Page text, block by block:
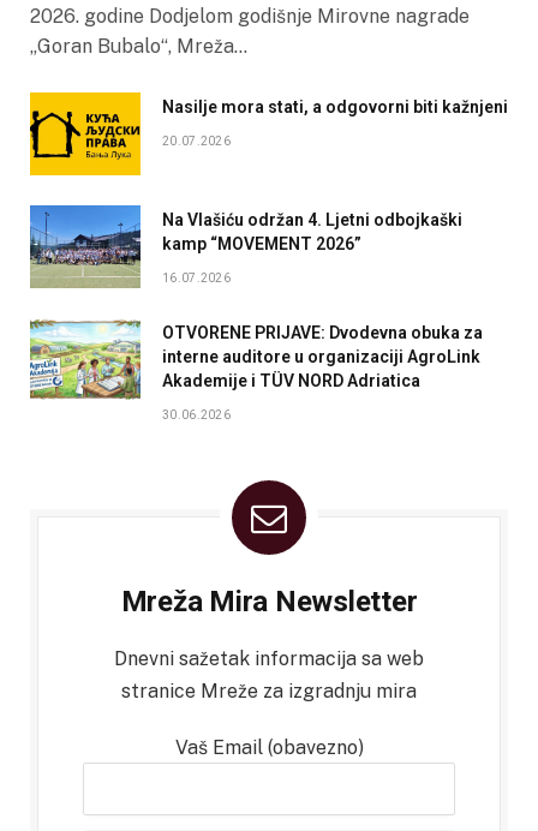
2026. godine Dodjelom godišnje Mirovne nagrade
„Goran Bubalo“, Mreža…
Nasilje mora stati, a odgovorni biti kažnjeni
20.07.2026
Na Vlašiću održan 4. Ljetni odbojkaški
kamp “MOVEMENT 2026”
16.07.2026
OTVORENE PRIJAVE: Dvodevna obuka za
interne auditore u organizaciji AgroLink
Akademije i TÜV NORD Adriatica
30.06.2026
Mreža Mira Newsletter
Dnevni sažetak informacija sa web
stranice Mreže za izgradnju mira
Vaš Email (obavezno)